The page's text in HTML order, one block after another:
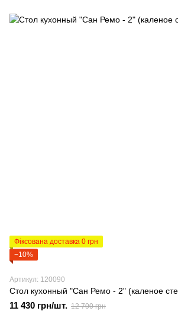
Фіксована доставка 0 грн
−10%
Артикул: 120090
Стол кухонный "Сан Ремо - 2" (каленое
11 430 грн/шт. 12 700 грн